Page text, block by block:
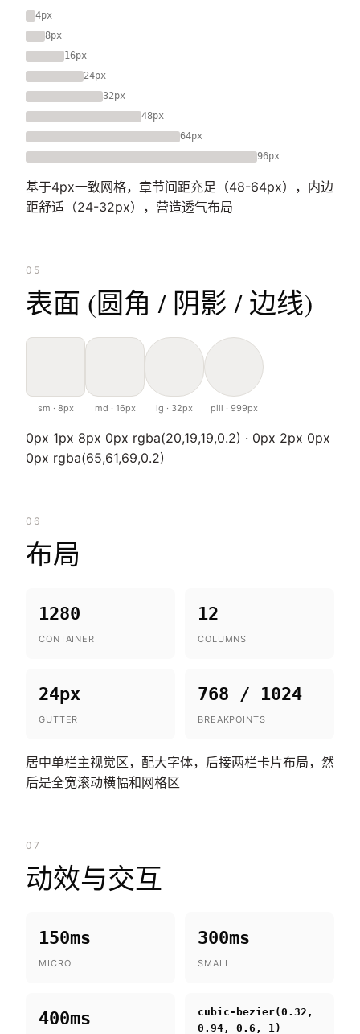
4px
8px
16px
24px
32px
48px
64px
96px
基于4px一致网格，章节间距充足（48-64px），内边
距舒适（24-32px），营造透气布局
05
表面 (圆角 / 阴影 / 边线)
sm · 8px md · 16px lg · 32px pill · 999px
0px 1px 8px 0px rgba(20,19,19,0.2) · 0px 2px 0px
0px rgba(65,61,69,0.2)
06
布局
1280
CONTAINER
12
COLUMNS
24px
GUTTER
768 / 1024
BREAKPOINTS
居中单栏主视觉区，配大字体，后接两栏卡片布局，然
后是全宽滚动横幅和网格区
07
动效与交互
150ms
MICRO
300ms
SMALL
400ms
cubic-bezier(0.32,
0.94, 0.6, 1)